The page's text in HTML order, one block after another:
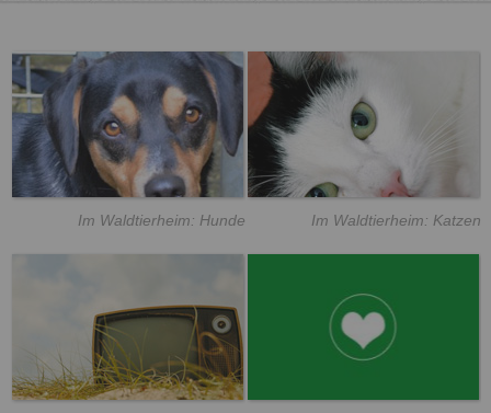
Im Waldtierheim: Hunde Im Waldtierheim: Katzen